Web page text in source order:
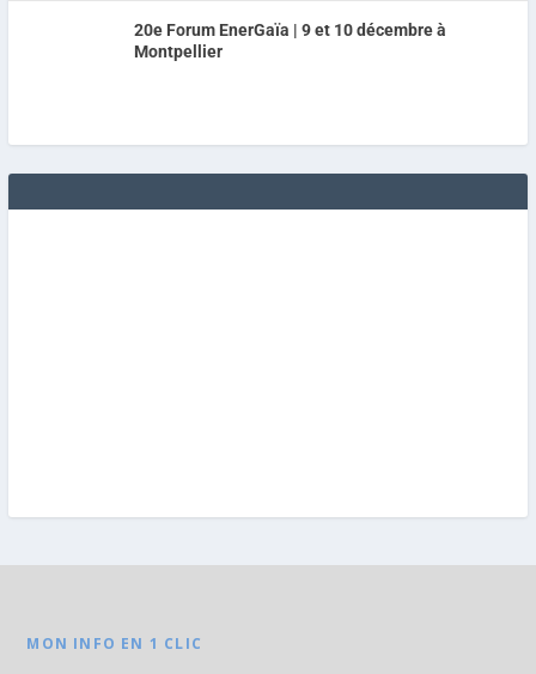
20e Forum EnerGaïa | 9 et 10 décembre à
Montpellier
MON INFO EN 1 CLIC